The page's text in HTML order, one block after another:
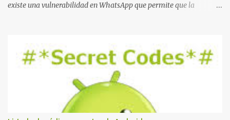
existe una vulnerabilidad en WhatsApp que permite que la
La vulnerabilidad ha sido probada y funciona correctamente en la
mayoría de las versiones de Android y de WhatsApp incluyendo la
2.11.431 y 2.11.432. Sin embargo todavía no se ha probado en iOS y
Windows no parece ser vulnerable. Esto podría provocar que se
extienda como una pesada broma la moda de bloquear WhatsApp
a otras personas, cuyo modo de recuperar el uso de la misma sería
borrando la conversación y el historial de chat con quien